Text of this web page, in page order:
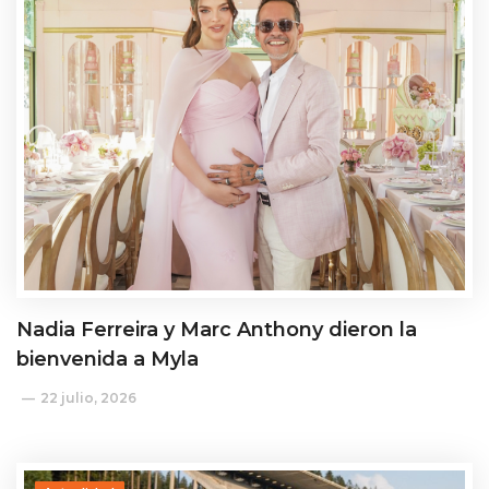
Nadia Ferreira y Marc Anthony dieron la
bienvenida a Myla
22 julio, 2026